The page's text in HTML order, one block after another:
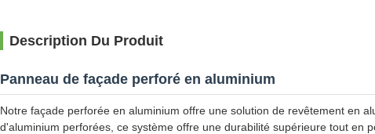
Description Du Produit
Panneau de façade perforé en aluminium
Notre façade perforée en aluminium offre une solution de revêtement en
d'aluminium perforées, ce système offre une durabilité supérieure tout en